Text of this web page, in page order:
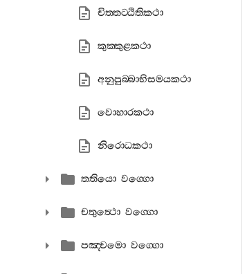
චිත‍්තට‍්ඨිතිකථා
කුක‍්කුළකථා
අනුපුබ‍්බාභිසමයකථා
වොහාරකථා
නිරොධකථා
තතියො වග‍්ගො
චතුත්‍ථො වග‍්ගො
පඤ‍්චමො වග‍්ගො